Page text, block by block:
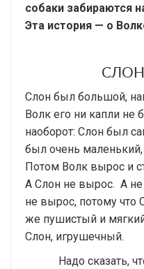
собаки забираются
Эта история — о
СЛОН И
Слон был большой,
Волк его ни капли не
наоборот: Слон был
был очень
Потом Волк вырос и
А Слон не вырос. А не
не вырос, потому
же пушистый и
Слон, игрушечный.
Надо сказать,